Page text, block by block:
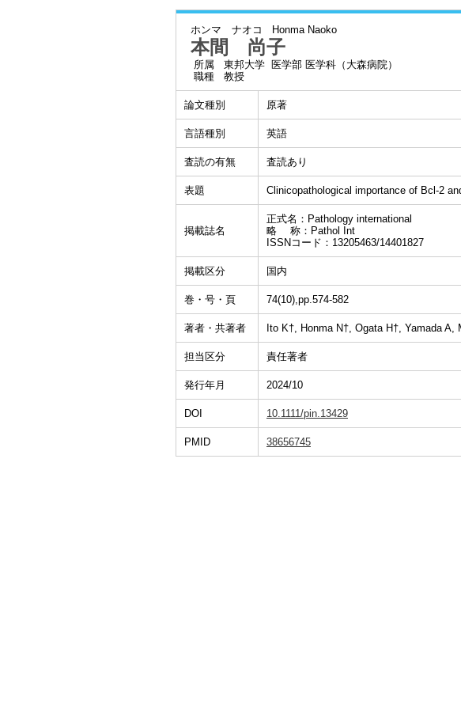
ホンマ ナオコ Honma Naoko
本間 尚子
所属
東邦大学 医学部 医学科（大森病院）
職種
教授
論文種別 原著
言語種別 英語
査読の有無 査読あり
表題 Clinicopathological importance of Bcl-2
掲載誌名
正式名：Pathology international
略 称：Pathol Int
ISSNコード：13205463/14401827
掲載区分 国内
巻・号・頁 74(10),pp.574-582
著者・共著者 Ito K†, Honma N†, Ogata H†, Yamada
担当区分 責任著者
発行年月 2024/10
DOI 10.1111/pin.13429
PMID 38656745